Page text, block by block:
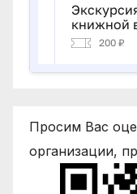
Просим Вас
организации,